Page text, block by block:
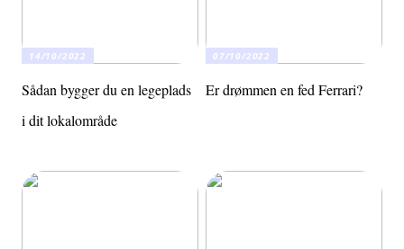
14/10/2022
Sådan bygger du en legeplads
i dit lokalområde
07/10/2022
Er drømmen en fed Ferrari?